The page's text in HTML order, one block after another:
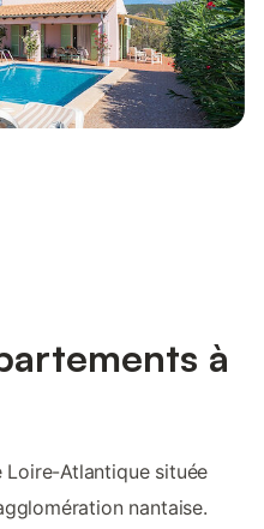
à
Loire-Atlantique située
nantaise.